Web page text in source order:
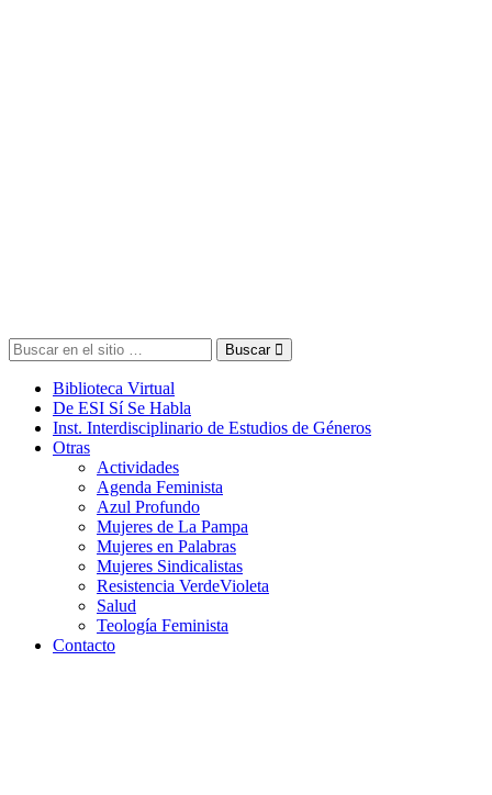
Buscar
Biblioteca Virtual
De ESI Sí Se Habla
Inst. Interdisciplinario de Estudios de Géneros
Otras
Actividades
Agenda Feminista
Azul Profundo
Mujeres de La Pampa
Mujeres en Palabras
Mujeres Sindicalistas
Resistencia VerdeVioleta
Salud
Teología Feminista
Contacto